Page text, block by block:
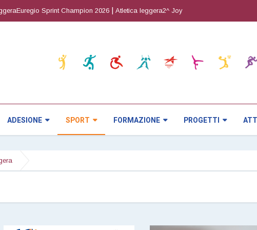
Sprint Champion 2026 |Atletica leggera2^ Joy Cup |Orienteering5^ prova
ADESIONE SPORT FORMAZIONE PROGETTI